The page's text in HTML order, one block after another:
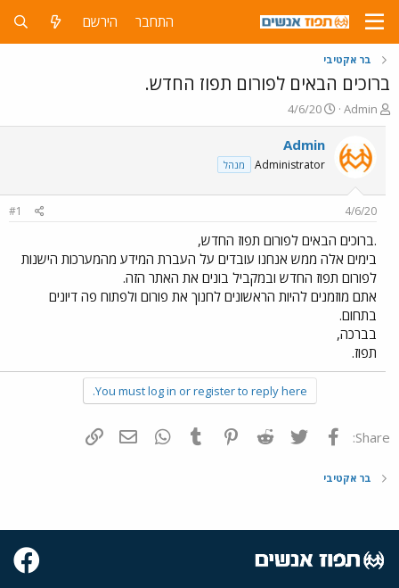
התחבר הירשם
בר אקטיבי
ברוכים הבאים לפורום תפוז החדש.
פ
ו
ח
ו
ש
א
Admin
פ
ו
ר
ם
ר
י
ך
4/6/20
Admin
Administrator מנהל
4/6/20
#1
.ברוכים הבאים לפורום תפוז החדש,
בימים אלה ממש אנחנו עובדים על העברת המידע מהמערכות הישנות
לפורום תפוז החדש ובמקביל בונים את האתר הזה.
אתם מוזמנים להיות הראשונים לחנוך את פורום ולפתוח פה דיונים
בתחום.
בברכה,
תפוז.
You must log in or register to reply here.
Share: פייסבוק Twitter
Reddit
Pinterest
Tumblr
WhatsAppדואר אלקטרוני
בר אקטיבי